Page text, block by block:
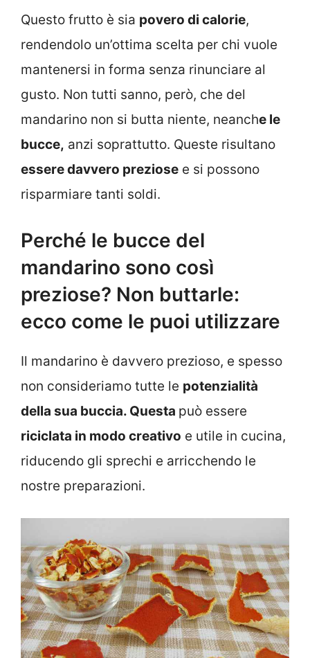
Questo frutto è sia povero di calorie,
rendendolo un’ottima scelta per chi vuole
mantenersi in forma senza rinunciare al
gusto. Non tutti sanno, però, che del
mandarino non si butta niente, neanche le
bucce, anzi soprattutto. Queste risultano
essere davvero preziose e si possono
risparmiare tanti soldi.
Perché le bucce del
mandarino sono così
preziose? Non buttarle:
ecco come le puoi utilizzare
Il mandarino è davvero prezioso, e spesso
non consideriamo tutte le potenzialità
della sua buccia. Questa può essere
riciclata in modo creativo e utile in cucina,
riducendo gli sprechi e arricchendo le
nostre preparazioni.